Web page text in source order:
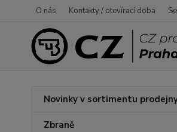
O nás Kontakty / otevírací doba
Novinky v sortimentu
Zbraně